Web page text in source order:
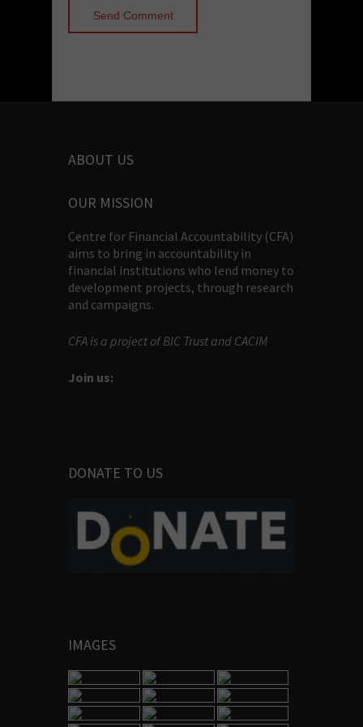
ABOUT US
OUR MISSION
Centre for Financial Accountability (CFA)
aims to bring in accountability in
financial institutions who lend money to
development projects, through research
and campaigns.
CFA is a project of BIC Trust and CACIM
Join us:
DONATE TO US
IMAGES